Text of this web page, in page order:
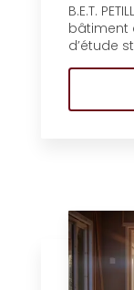
B.E.T.
bâtiment
d’étude